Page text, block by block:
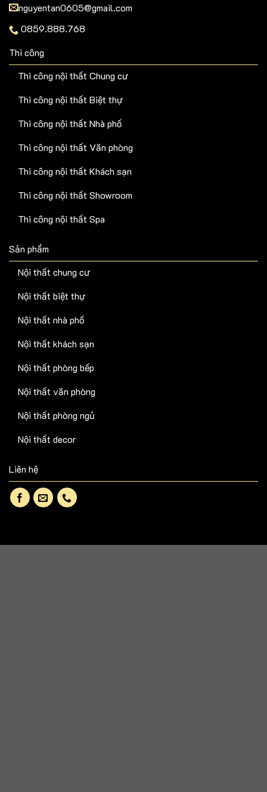
nguyentan0605@gmail.com
0859.888.768
Thi công
Thi công nội thất Chung cư
Thi công nội thất Biệt thự
Thi công nội thất Nhà phố
Thi công nội thất Văn phòng
Thi công nội thất Khách sạn
Thi công nội thất Showroom
Thi công nội thất Spa
Sản phẩm
Nội thất chung cư
Nội thất biệt thự
Nội thất nhà phố
Nội thất khách sạn
Nội thất phòng bếp
Nội thất văn phòng
Nội thất phòng ngủ
Nội thất decor
Liên hệ